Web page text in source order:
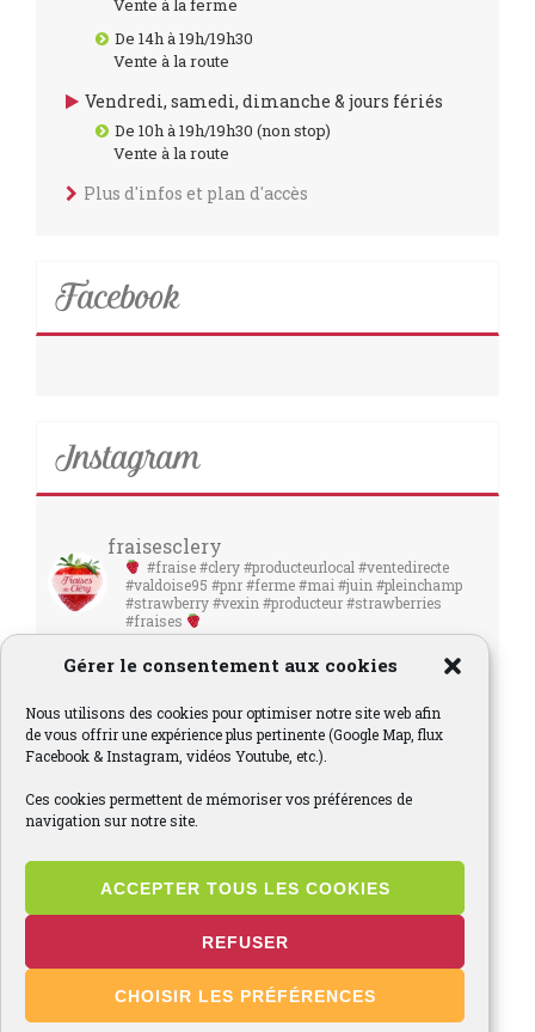
Gérer le consentement aux cookies
Nous utilisons des cookies pour optimiser notre site web afin
de vous offrir une expérience plus pertinente (Google Map, flux
Facebook & Instagram, vidéos Youtube, etc.).
Ces cookies permettent de mémoriser vos préférences de
navigation sur notre site.
ACCEPTER TOUS LES COOKIES
REFUSER
CHOISIR LES PRÉFÉRENCES
Vente à la ferme
De 14h à 19h/19h30
Vente à la route
Vendredi, samedi, dimanche & jours fériés
De 10h à 19h/19h30 (non stop)
Vente à la route
Plus d'infos et plan d'accès
Facebook
Instagram
fraisesclery
#fraise #clery #producteurlocal #ventedirecte
#valdoise95 #pnr #ferme #mai #juin #pleinchamp
#strawberry #vexin #producteur #strawberries
#fraises